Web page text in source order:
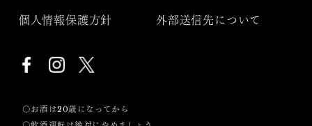
個人情報保護方針 外部送信先について
〇お酒は20歳になってから